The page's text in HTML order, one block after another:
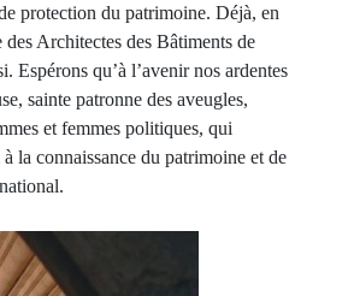
protection du patrimoine. Déjà, en
Architectes des Bâtiments de
Espérons qu’à l’avenir nos ardentes
sainte patronne des aveugles,
et femmes politiques, qui
la connaissance du patrimoine et de